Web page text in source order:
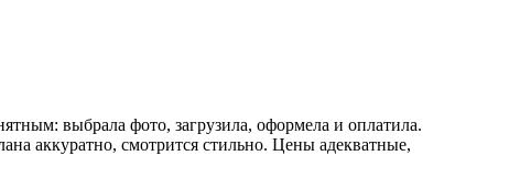
выбрала фото, загрузила, оформела и оплатила.
аккуратно, смотрится стильно. Цены адекватные,